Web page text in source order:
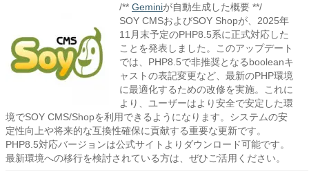
/** Geminiが自動生成した概要 **/
SOY CMSおよびSOY Shopが、2025年
11月末予定のPHP8.5系に正式対応した
ことを発表しました。このアップデート
では、PHP8.5で非推奨となるbooleanキ
ャストの表記変更など、最新のPHP環境
に最適化するための改修を実施。これに
より、ユーザーはより安全で安定した環
境でSOY CMS/Shopを利用できるようになります。システムの安
定性向上や将来的な互換性確保に貢献する重要な更新です。
PHP8.5対応バージョンは公式サイトよりダウンロード可能です。
最新環境への移行を検討されている方は、ぜひご活用ください。